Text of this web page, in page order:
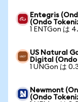
Entegris
(Ondo
1 ENTGon は
US Natural
Digital
1 UNGon は
Newmont
(Ondo